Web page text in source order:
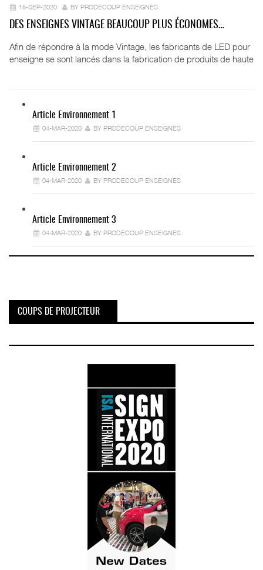
15-SEP-2020 BY PRODECOUP ENSEIGNES
DES ENSEIGNES VINTAGE BEAUCOUP PLUS ÉCONOMES…
Afin de répondre à la mode Vintage, les fabricants de LED pour
enseigne se sont lancés dans la fabrication de produits de haute
Article Environnement 1
04-MAR-2020 BY PRODECOUP ENSEIGNES
Article Environnement 2
04-MAR-2020 BY PRODECOUP ENSEIGNES
Article Environnement 3
04-MAR-2020 BY PRODECOUP ENSEIGNES
COUPS DE PROJECTEUR